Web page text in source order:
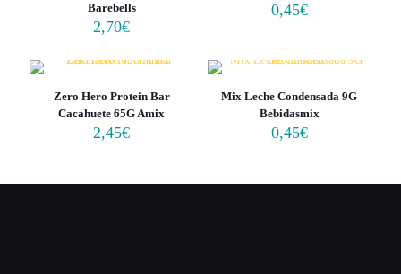
Barebells
2,70€
0,45€
Zero Hero Protein Bar
Cacahuete 65G Amix
2,45€
Mix Leche Condensada 9G
Bebidasmix
0,45€